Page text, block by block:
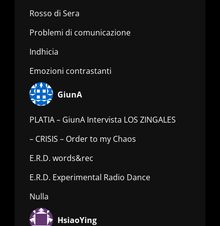
Rosso di Sera
Problemi di comunicazione
Indhicia
Emozioni contrastanti
GiunA
PLATIA – GiunA Intervista LOS ZINGALES
– CRISIS – Order to my Chaos
E.R.D. words&rec
E.R.D. Experimental Radio Dance
Nulla
HsiaoYing